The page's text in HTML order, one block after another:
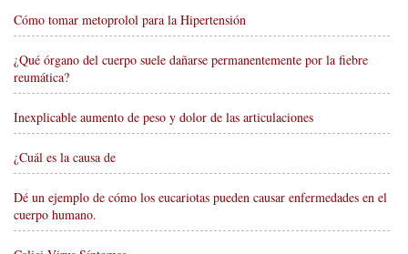
Cómo tomar metoprolol para la Hipertensión
¿Qué órgano del cuerpo suele dañarse permanentemente por la fiebre
reumática?
Inexplicable aumento de peso y dolor de las articulaciones
¿Cuál es la causa de
Dé un ejemplo de cómo los eucariotas pueden causar enfermedades en el
cuerpo humano.